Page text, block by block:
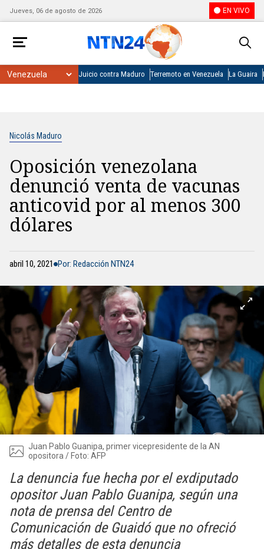
Jueves, 06 de agosto de 2026 EN VIVO
Juicio contra Maduro Terremoto en Venezuela La Guaira
Nicolás Maduro
Oposición venezolana
denunció venta de vacunas
anticovid por al menos 300
dólares
abril 10, 2021 Por: Redacción NTN24
Juan Pablo Guanipa, primer vicepresidente de la AN
opositora / Foto: AFP
La denuncia fue hecha por el exdiputado
opositor Juan Pablo Guanipa, según una
nota de prensa del Centro de
Comunicación de Guaidó que no ofreció
más detalles de esta denuncia